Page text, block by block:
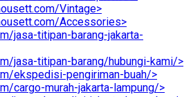
Vintage>
Accessories>
jasa-titipan-barang-jakarta-
jasa-titipan-barang/hubungi-kami/>
ekspedisi-pengiriman-buah/>
cargo-murah-jakarta-lampung/>